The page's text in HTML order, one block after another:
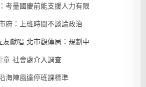
考量國慶前能支援人力有限
府：上班時間不談論政治
獻唱 北市觀傳局：規劃中
童 社會處介入調查
海陣風達停班課標準